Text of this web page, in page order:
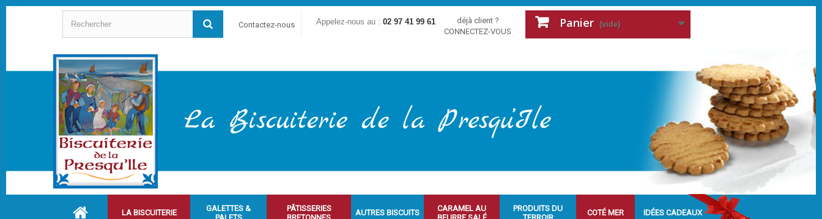
Contactez-nous Appelez-nous au : 02 97 41 99 61
déjà client ?
CONNECTEZ-VOUS
Panier (vide)
LA BISCUITERIE
GALETTES &
PÂTISSERIES
AUTRES BISCUITS
CARAMEL AU
PRODUITS DU
COTÉ MER IDÉES CADEAUX